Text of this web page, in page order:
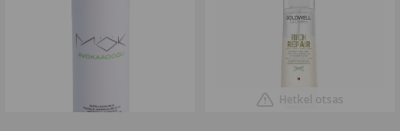
Hetkel otsas